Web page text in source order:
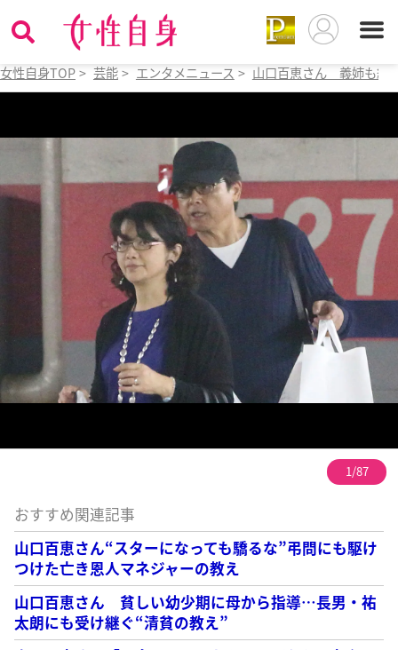
女性自身TOP > 芸能 > エンタメニュース > 山口百恵さん 義姉も絶
1/87
おすすめ関連記事
山口百恵さん“スターになっても驕るな”弔問にも駆け
つけた亡き恩人マネジャーの教え
山口百恵さん 貧しい幼少期に母から指導…長男・祐
太朗にも受け継ぐ“清貧の教え”